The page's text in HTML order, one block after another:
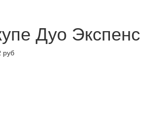
Дуо Экспенс
руб